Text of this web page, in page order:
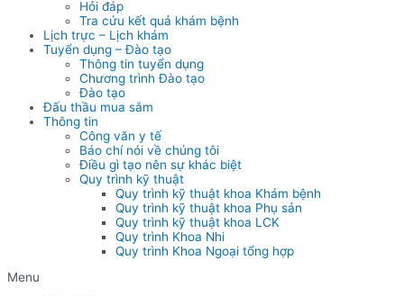
Hỏi đáp
Tra cứu kết quả khám bệnh
Lịch trực – Lịch khám
Tuyển dụng – Đào tạo
Thông tin tuyển dụng
Chương trình Đào tạo
Đào tạo
Đấu thầu mua sắm
Thông tin
Công văn y tế
Báo chí nói về chúng tôi
Điều gì tạo nên sự khác biệt
Quy trình kỹ thuật
Quy trình kỹ thuật khoa Khám bệnh
Quy trình kỹ thuật khoa Phụ sản
Quy trình kỹ thuật khoa LCK
Quy trình Khoa Nhi
Quy trình Khoa Ngoại tổng hợp
Menu